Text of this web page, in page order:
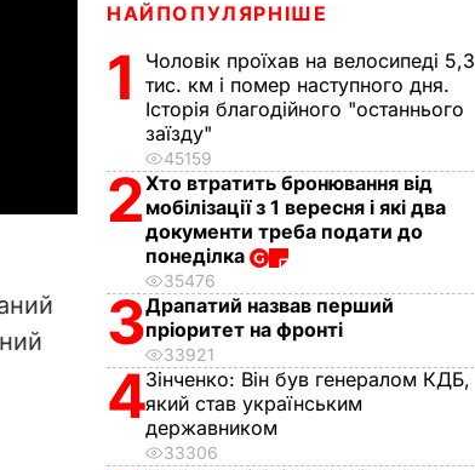
НАЙПОПУЛЯРНІШЕ
1
Чоловік проїхав на велосипеді 5,3
тис. км і помер наступного дня.
Історія благодійного "останнього
заїзду"
45159
2Хто втратить бронювання від
мобілізації з 1 вересня і які два
документи треба подати до
понеділка
35476
3Драпатий назвав перший
пріоритет на фронті
33921
4Зінченко: Він був генералом КДБ,
який став українським
державником
33306